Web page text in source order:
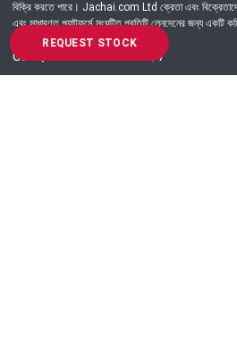
REQUEST STOCK
বিক্রি করতে পারে। Jachai.com Ltd ক্রেতা এবং
এবং সাধারণত প্ল্যাটফর্মে সংঘটিত প্রতিটি লেনদেনের জন্য একটি
Got Question? Call us 24/7